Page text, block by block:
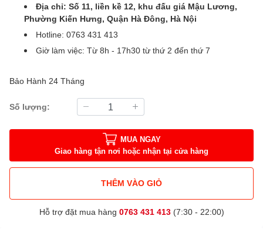
Địa chỉ: Số 11, liền kề 12, khu đấu giá Mậu Lương,
Phường Kiến Hưng, Quận Hà Đông, Hà Nội
Hotline: 0763 431 413
Giờ làm việc: Từ 8h - 17h30 từ thứ 2 đến thứ 7
Bảo Hành 24 Tháng
Số lượng:
MUA NGAY
Giao hàng tận nơi hoặc nhận tại cửa hàng
THÊM VÀO GIỎ
Hỗ trợ đặt mua hàng 0763 431 413(7:30 - 22:00)